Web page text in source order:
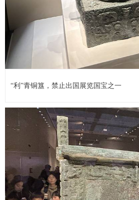
“利”青铜簋，禁止出国展览国宝之一